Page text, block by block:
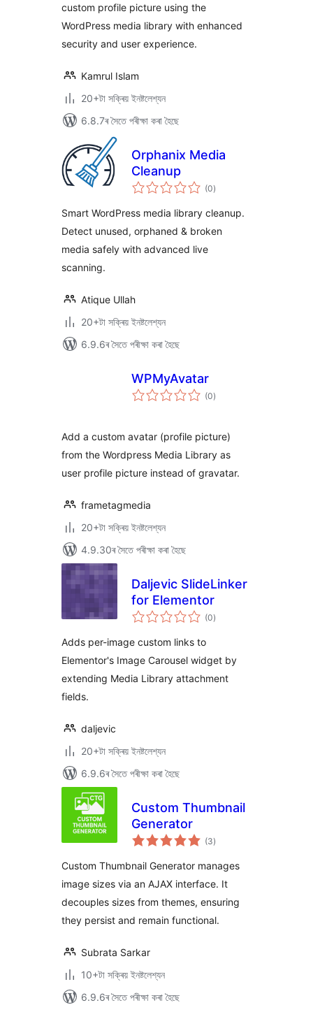
custom profile picture using the
WordPress media library with enhanced
security and user experience.
Kamrul Islam
20+টা সক্ৰিয় ইনষ্টলেশ্যন
6.8.7ৰ সৈতে পৰীক্ষা কৰা হৈছে
Orphanix Media
Cleanup
(0টা
মুঠ)
Smart WordPress media library cleanup.
Detect unused, orphaned & broken
media safely with advanced live
scanning.
Atique Ullah
20+টা সক্ৰিয় ইনষ্টলেশ্যন
6.9.6ৰ সৈতে পৰীক্ষা কৰা হৈছে
WPMyAvatar
(0টা
মুঠ)
Add a custom avatar (profile picture)
from the Wordpress Media Library as
user profile picture instead of gravatar.
frametagmedia
20+টা সক্ৰিয় ইনষ্টলেশ্যন
4.9.30ৰ সৈতে পৰীক্ষা কৰা হৈছে
Daljevic SlideLinker
for Elementor
(0টা
মুঠ)
Adds per-image custom links to
Elementor's Image Carousel widget by
extending Media Library attachment
fields.
daljevic
20+টা সক্ৰিয় ইনষ্টলেশ্যন
6.9.6ৰ সৈতে পৰীক্ষা কৰা হৈছে
Custom Thumbnail
Generator
(3টা
মুঠ)
Custom Thumbnail Generator manages
image sizes via an AJAX interface. It
decouples sizes from themes, ensuring
they persist and remain functional.
Subrata Sarkar
10+টা সক্ৰিয় ইনষ্টলেশ্যন
6.9.6ৰ সৈতে পৰীক্ষা কৰা হৈছে